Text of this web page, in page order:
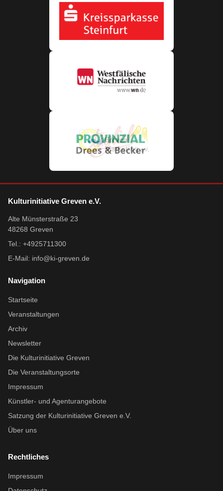
Kulturinitiative Greven e.V.
Alte Münsterstraße 23
48268 Greven
Tel.: +4925711300
E-Mail: info@ki-greven.de
Navigation
Startseite
Veranstaltungen
Archiv
Newsletter
Die Kulturinitiative Greven
Die Veranstaltungsorte
Impressum
Künstler- und Agenturangebote
Satzung der Kulturinitiative Greven e.V.
Über uns
Rechtliches
Impressum